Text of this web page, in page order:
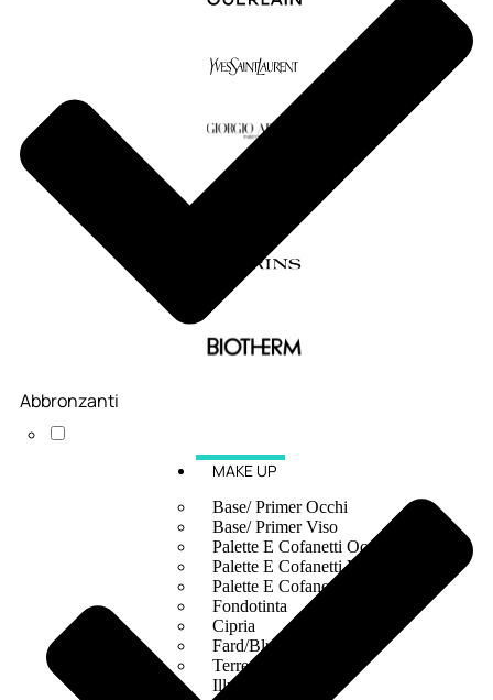
MAKE UP
Base/ Primer Occhi
Base/ Primer Viso
Palette E Cofanetti Occhi
Palette E Cofanetti Viso
Palette E Cofanetti Labbra
Fondotinta
Cipria
Fard/Blush
Terre Abbronzanti
Illuminante Viso
Abbronzanti